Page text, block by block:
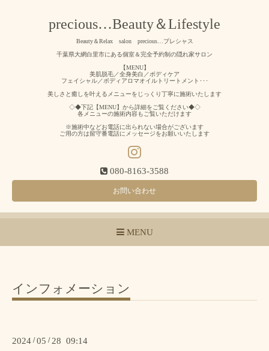
precious…Beauty＆Lifestyle
Beauty＆Relax salon precious…プレシャス
千葉県大網白里市にある個室＆完全予約制の隠れ家サロン
【MENU】
美肌脱毛／全身美白／ボディケア
フェイシャル／ボディアロマオイルトリートメント･･･
美しさと癒しを叶えるメニューをじっくり丁寧に施術いたします
◇◆下記【MENU】から詳細をご覧ください◆◇
各メニューの施術内容もご覧いただけます
※施術中などお電話に出られない場合がございます
ご用の方は留守番電話にメッセージをお願いいたします
080-8163-3588
お問い合わせ
MENU
インフォメーション
2024 /05 / 28 09:14